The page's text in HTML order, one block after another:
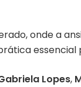
onde a
Lopes,